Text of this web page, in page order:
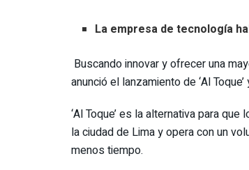
La empresa de tecnología
Buscando innovar y ofrecer una
anunció el lanzamiento de ‘Al
‘Al Toque’ es la alternativa para
la ciudad de Lima y opera con un
menos tiempo.